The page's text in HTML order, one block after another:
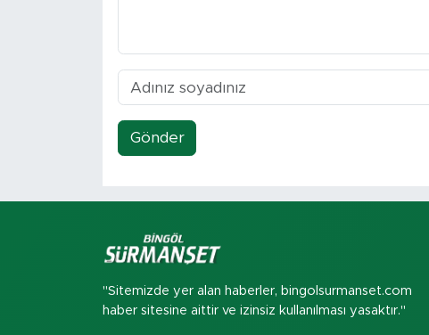
Gönder
"Sitemizde yer alan haberler, bingolsurmanset.com
haber sitesine aittir ve izinsiz kullanılması yasaktır."